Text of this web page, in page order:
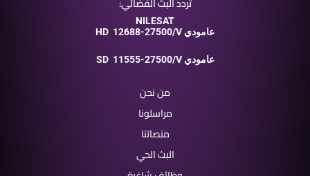
NILESAT
HD
12688-27500/V عامودي
SD 11555-27500/V عامودي
من نحن
مراسلونا
منصاتنا
البث الحي